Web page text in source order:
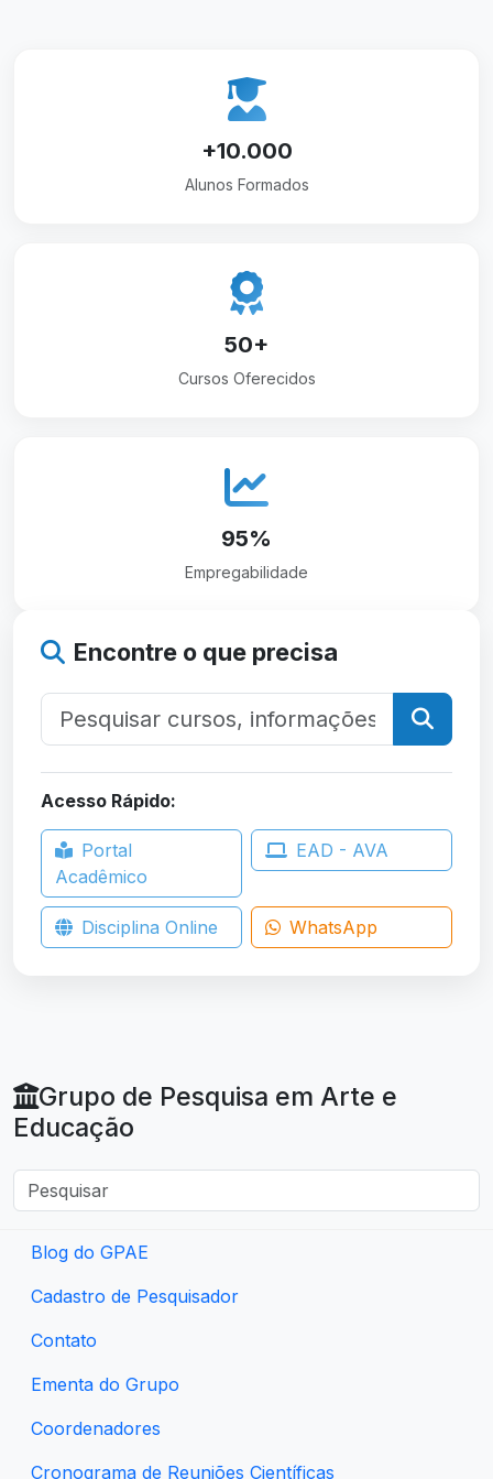
+10.000
Alunos Formados
50+
Cursos Oferecidos
95%
Empregabilidade
Encontre o que precisa
Acesso Rápido:
Portal
Acadêmico
EAD - AVA
Disciplina Online WhatsApp
Grupo de Pesquisa em Arte e
Educação
Blog do GPAE
Cadastro de Pesquisador
Contato
Ementa do Grupo
Coordenadores
Cronograma de Reuniões Científicas